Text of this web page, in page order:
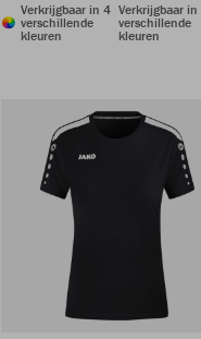
Verkrijgbaar in 4
verschillende
kleuren
Verkrijgbaar in
verschillende
kleuren